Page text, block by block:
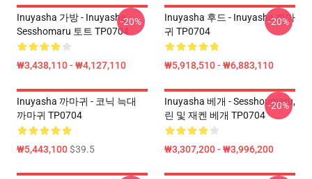
Inuyasha 가방 - Inuyasha
Sesshomaru 토트 TP0704
₩3,438,110 - ₩4,127,110
-20%
Inuyasha 후드 - Inuyasha 까마
귀 TP0704
₩5,918,510 - ₩6,883,110
-20%
Inuyasha 까마귀 - 코닉 늑대
까마귀 TP0704
₩5,443,100$39.5
Inuyasha 베개 - Sesshoumaru,
린 및 재켄 베개 TP0704
₩3,307,200 - ₩3,996,200
-20%